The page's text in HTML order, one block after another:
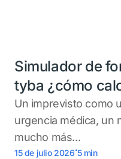
Simulador de
tyba ¿cómo
Un imprevisto como
urgencia médica, un
mucho más...
15 de julio 2026.5 min